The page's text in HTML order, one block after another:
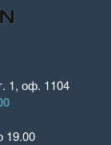
1, оф. 1104
19.00